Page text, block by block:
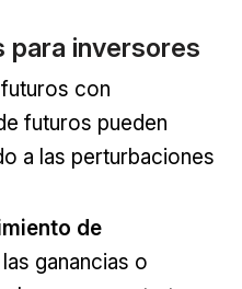
para inversores
con
futuros pueden
a las perturbaciones
de
ganancias o